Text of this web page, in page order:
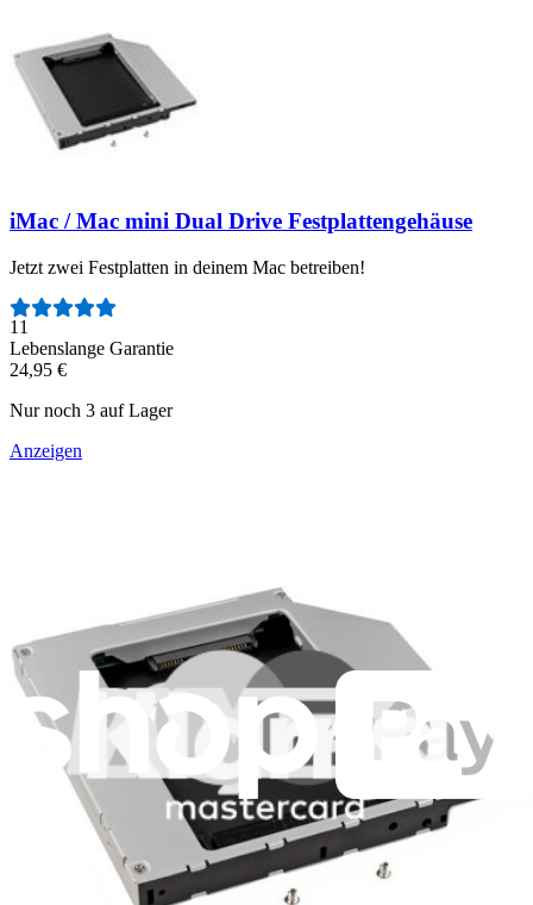
iMac / Mac mini Dual Drive Festplattengehäuse
Jetzt zwei Festplatten in deinem Mac betreiben!
Anzahl der Bewertungen:
11
Lebenslange Garantie
24,95 €
Nur noch 3 auf Lager
Anzeigen
Ressourcen
Presse
Neuigkeiten
Mitmachen
Pro Großkunden
Händlersuche
Für Hersteller
Rechtliches
Barrierefreiheit
Impressum
Datenschutz
Nutzungsbedingungen